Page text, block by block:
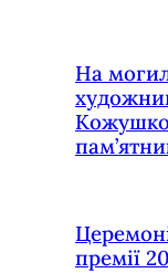
На
премії